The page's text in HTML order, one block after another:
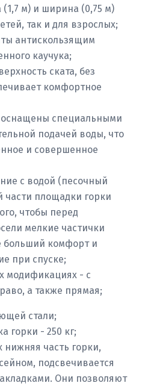
м) и ширина (0,75 м)
так и для взрослых;
антискользящим
каучука;
ската, без
комфортное
оснащены специальными
подачей воды, что
и совершенное
с водой (песочный
части площадки горки
чтобы перед
мелкие частички
больший комфорт и
при спуске;
модификациях - с
а также прямая;
стали;
горки - 250 кг;
нижняя часть горки,
подсвечивается
Они позволяют